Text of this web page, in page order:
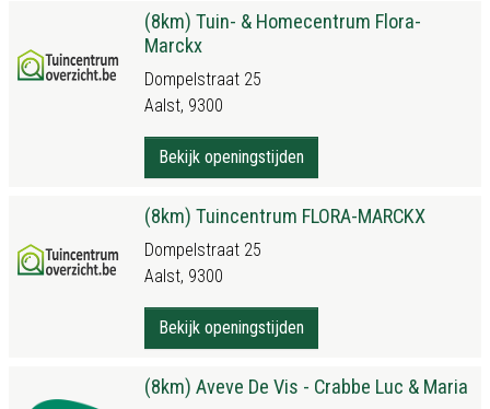
(8km) Tuin- & Homecentrum Flora-
Marckx
Dompelstraat 25
Aalst, 9300
Bekijk openingstijden
(8km) Tuincentrum FLORA-MARCKX
Dompelstraat 25
Aalst, 9300
Bekijk openingstijden
(8km) Aveve De Vis - Crabbe Luc & Maria